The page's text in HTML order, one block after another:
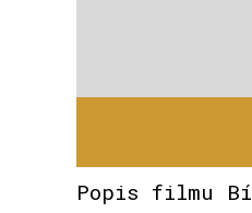
Popis filmu